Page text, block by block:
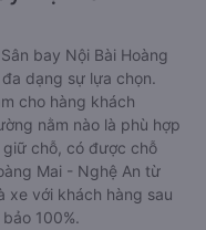
bay Nội Bài Hoàng
dạng sự lựa chọn.
cho hàng khách
nằm nào là phù hợp
giữ chỗ, có được chỗ
Mai - Nghệ An từ
xe với khách hàng sau
100%.